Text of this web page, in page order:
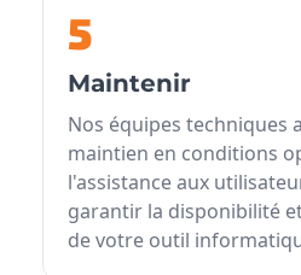
5
Maintenir
Nos équipes techniques
maintien en conditions
l'assistance aux
garantir la disponibilité
de votre outil